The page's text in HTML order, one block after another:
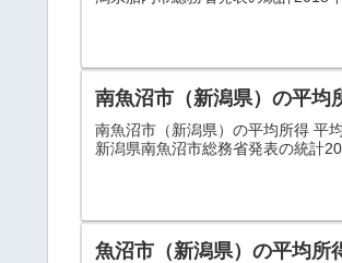
南魚沼市（新潟県）の平均
南魚沼市（新潟県）の平均所得 平
新潟県南魚沼市総務省発表の統計
魚沼市（新潟県）の平均所